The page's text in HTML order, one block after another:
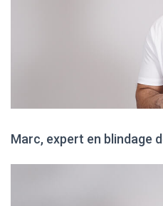
Marc, expert en blindage